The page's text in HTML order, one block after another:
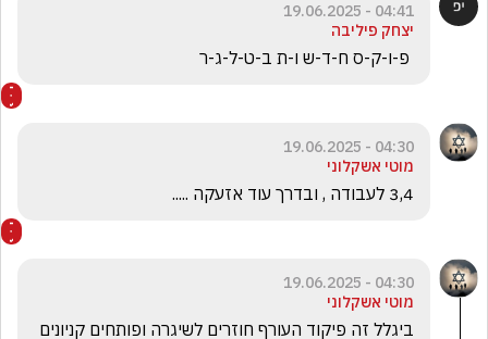
04:41 - 19.06.2025
יצחק פיליבה
04:30 - 19.06.2025
מוטי אשקלוני
3,4 לעבודה , ובדרך עוד אזעקה .....
04:30 - 19.06.2025
מוטי אשקלוני